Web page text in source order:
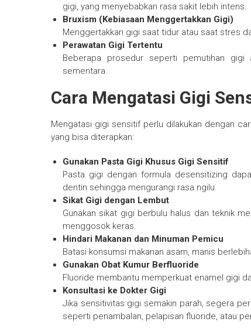
gigi, yang menyebabkan rasa sakit lebih intens.
Bruxism (Kebiasaan Menggertakkan Gigi)
Menggertakkan gigi saat tidur atau saat stres
Perawatan Gigi Tertentu
Beberapa prosedur seperti pemutihan
sementara.
Cara Mengatasi Gigi
Mengatasi gigi sensitif perlu dilakukan dengan
yang bisa diterapkan:
Gunakan Pasta Gigi Khusus Gigi Sensitif
Pasta gigi dengan formula desensitizing
dentin sehingga mengurangi rasa ngilu.
Sikat Gigi dengan Lembut
Gunakan sikat gigi berbulu halus dan teknik
menggosok keras.
Hindari Makanan dan Minuman Pemicu
Batasi konsumsi makanan asam, manis
Gunakan Obat Kumur Berfluoride
Fluoride membantu memperkuat enamel gigi
Konsultasi ke Dokter Gigi
Jika sensitivitas gigi semakin parah, segera
seperti penambalan, pelapisan fluoride, atau